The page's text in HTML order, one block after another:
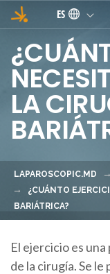
Pasar al contenido
ES
LA
LAPAROSCOPIC.MD
¿CUÁNTO
BARIÁTRICA?
El ejercicio es
de la cirugía. Se